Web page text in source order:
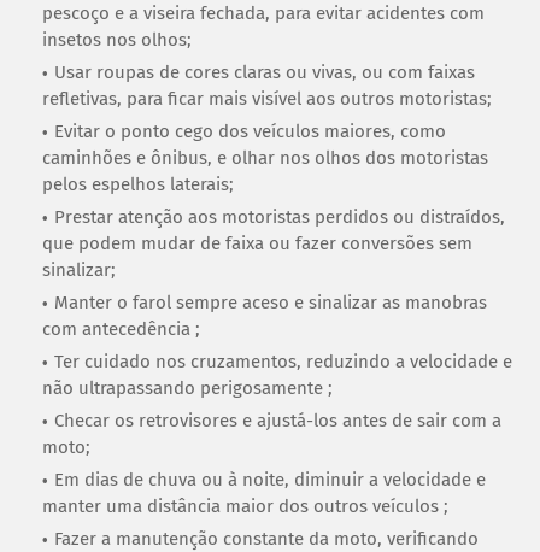
pescoço e a viseira fechada, para evitar acidentes com
insetos nos olhos;
Usar roupas de cores claras ou vivas, ou com faixas
refletivas, para ficar mais visível aos outros motoristas;
Evitar o ponto cego dos veículos maiores, como
caminhões e ônibus, e olhar nos olhos dos motoristas
pelos espelhos laterais;
Prestar atenção aos motoristas perdidos ou distraídos,
que podem mudar de faixa ou fazer conversões sem
sinalizar;
Manter o farol sempre aceso e sinalizar as manobras
com antecedência ;
Ter cuidado nos cruzamentos, reduzindo a velocidade e
não ultrapassando perigosamente ;
Checar os retrovisores e ajustá-los antes de sair com a
moto;
Em dias de chuva ou à noite, diminuir a velocidade e
manter uma distância maior dos outros veículos ;
Fazer a manutenção constante da moto, verificando